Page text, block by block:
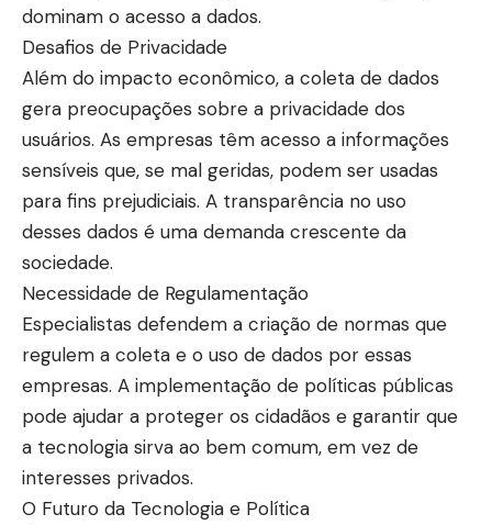
dominam o acesso a dados.
Desafios de Privacidade
Além do impacto econômico, a coleta de dados
gera preocupações sobre a privacidade dos
usuários. As empresas têm acesso a informações
sensíveis que, se mal geridas, podem ser usadas
para fins prejudiciais. A transparência no uso
desses dados é uma demanda crescente da
sociedade.
Necessidade de Regulamentação
Especialistas defendem a criação de normas que
regulem a coleta e o uso de dados por essas
empresas. A implementação de políticas públicas
pode ajudar a proteger os cidadãos e garantir que
a tecnologia sirva ao bem comum, em vez de
interesses privados.
O Futuro da Tecnologia e Política